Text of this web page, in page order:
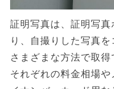
証明写真は、証明写
り、自撮りした写真を
さまざまな方法で取得
それぞれの料金相場